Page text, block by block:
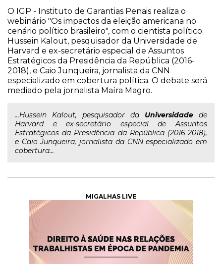
O IGP - Instituto de Garantias Penais realiza o
webinário "Os impactos da eleição americana no
cenário político brasileiro", com o cientista político
Hussein Kalout, pesquisador da Universidade de
Harvard e ex-secretário especial de Assuntos
Estratégicos da Presidência da República (2016-
2018), e Caio Junqueira, jornalista da CNN
especializado em cobertura política. O debate será
mediado pela jornalista Maíra Magro.
...Hussein Kalout, pesquisador da Universidade de
Harvard e ex-secretário especial de Assuntos
Estratégicos da Presidência da República (2016-2018),
e Caio Junqueira, jornalista da CNN especializado em
cobertura...
MIGALHAS LIVE